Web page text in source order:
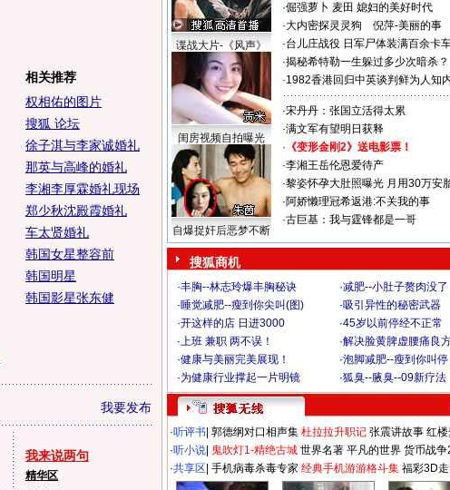
相关推荐
权相佑的图片
搜狐 论坛
徐子淇与李家诚婚礼
那英与高峰的婚礼
李湘李厚霖婚礼现场
郑少秋沈殿霞婚礼
车太贤婚礼
韩国女星整容前
韩国明星
韩国影星张东健
我要发布
我来说两句
精华区
谍战大片-《风声》
闺房视频自拍曝光
自爆捉奸后恶梦不断
·倔强萝卜 麦田 媳妇的美好时代
·大内密探灵灵狗
倪萍-美丽的事
·台儿庄战役 日军尸体装满百余卡
·揭秘希特勒一生躲过多少次暗杀？
·1982香港回归中英谈判鲜为人知
·宋丹丹：张国立活得太累
·满文军有望明日获释
· 《变形金刚2》送电影票！
·李湘王岳伦恩爱待产
·黎姿怀孕大肚照曝光 月用30万安
·阿娇懒理冠希返港:不关我的事
·古巨基：我与霆锋都是一哥
搜狐商机
·丰胸--林志玲爆丰胸秘诀 ·减肥--小肚子赘肉没了
·睡觉减肥--瘦到你尖叫(图) ·吸引异性的秘密武器
·开这样的店 日进3000 ·45岁以前停经不正常
·上班 兼职 两不误！ ·解决脸黄脾虚腰痛良
·健康与美丽完美展现！ ·泡脚减肥--瘦到你叫停
·为健康行业撑起一片明镜 ·狐臭--腋臭--09新疗法
·听评书 郭德纲对口相声集 杜拉拉升职记 张震讲故事 红
·听小说 鬼吹灯1-精绝古城 世界名著 平凡的世界 货币战争
·共享区 手机病毒杀毒专家 经典手机游游格斗集 福彩3D走